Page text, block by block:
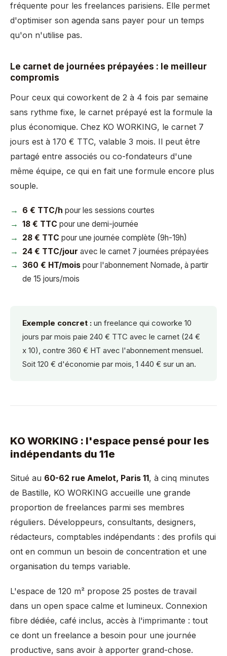
fréquente pour les freelances parisiens. Elle permet
d'optimiser son agenda sans payer pour un temps
qu'on n'utilise pas.
Le carnet de journées prépayées : le meilleur
compromis
Pour ceux qui coworkent de 2 à 4 fois par semaine
sans rythme fixe, le carnet prépayé est la formule la
plus économique. Chez KO WORKING, le carnet 7
jours est à 170 € TTC, valable 3 mois. Il peut être
partagé entre associés ou co-fondateurs d'une
même équipe, ce qui en fait une formule encore plus
souple.
6 € TTC/h pour les sessions courtes
18 € TTC pour une demi-journée
28 € TTC pour une journée complète (9h-19h)
24 € TTC/jour avec le carnet 7 journées prépayées
360 € HT/mois pour l'abonnement Nomade, à partir
de 15 jours/mois
Exemple concret : un freelance qui coworke 10
jours par mois paie 240 € TTC avec le carnet (24 €
x 10), contre 360 € HT avec l'abonnement mensuel.
Soit 120 € d'économie par mois, 1 440 € sur un an.
KO WORKING : l'espace pensé pour les
indépendants du 11e
Situé au 60-62 rue Amelot, Paris 11, à cinq minutes
de Bastille, KO WORKING accueille une grande
proportion de freelances parmi ses membres
réguliers. Développeurs, consultants, designers,
rédacteurs, comptables indépendants : des profils qui
ont en commun un besoin de concentration et une
organisation du temps variable.
L'espace de 120 m² propose 25 postes de travail
dans un open space calme et lumineux. Connexion
fibre dédiée, café inclus, accès à l'imprimante : tout
ce dont un freelance a besoin pour une journée
productive, sans avoir à apporter grand-chose.